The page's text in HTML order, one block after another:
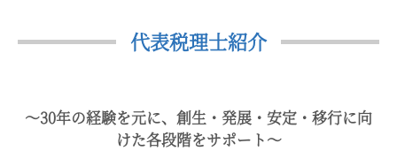
代表税理士紹介
〜30年の経験を元に、創生・発展・安定・移行に向
けた各段階をサポート〜